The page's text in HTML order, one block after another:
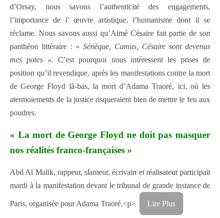
d’Orsay, nous savons l’authenticité des engagements,
l’importance de l’ œuvre artistique, l’humanisme dont il se
réclame. Nous savons aussi qu’Aimé Césaire fait partie de son
panthéon littéraire : « Sénèque, Camus, Césaire sont devenus
mes potes ». C’est pourquoi nous intéressent les prises de
position qu’il revendique, après les manifestations contre la mort
de George Floyd là-bas, la mort d’Adama Traoré, ici, où les
atermoiements de la justice risqueraient bien de mettre le feu aux
poudres.
« La mort de George Floyd ne doit pas masquer
nos réalités franco-françaises »
Abd Al Malik, rappeur, slameur, écrivain et réalisateur participait
mardi à la manifestation devant le tribunal de grande instance de
Paris, organisée pour Adama Traoré.<p> Lire Plus